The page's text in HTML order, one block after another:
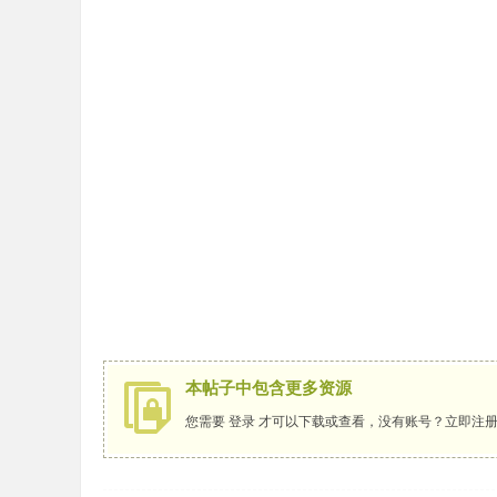
本帖子中包含更多资源
您需要 登录 才可以下载或查看，没有账号？ 立即注册